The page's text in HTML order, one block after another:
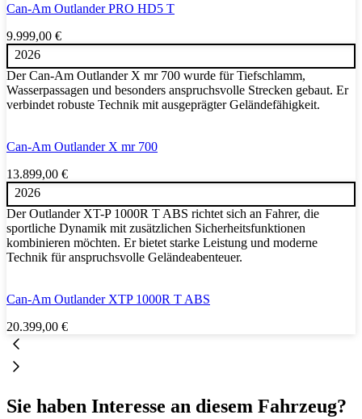
Can-Am Outlander PRO HD5 T
9.999,00 €
2026
Der Can-Am Outlander X mr 700 wurde für Tiefschlamm,
Wasserpassagen und besonders anspruchsvolle Strecken gebaut. Er
verbindet robuste Technik mit ausgeprägter Geländefähigkeit.
Can-Am Outlander X mr 700
13.899,00 €
2026
Der Outlander XT-P 1000R T ABS richtet sich an Fahrer, die
sportliche Dynamik mit zusätzlichen Sicherheitsfunktionen
kombinieren möchten. Er bietet starke Leistung und moderne
Technik für anspruchsvolle Geländeabenteuer.
Can-Am Outlander XT­P 1000R T ABS
20.399,00 €
Sie haben Interesse an diesem Fahrzeug?